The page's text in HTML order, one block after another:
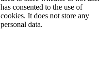
has consented to the use of
cookies. It does not store any
personal data.